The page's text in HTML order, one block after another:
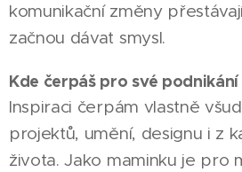
komunikační změny
začnou dávat smysl.
Kde čerpáš pro své
Inspiraci čerpám vlastně
projektů, umění, designu i z
života. Jako maminku je pro